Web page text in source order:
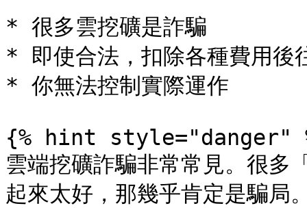
* 很多雲挖礦是詐騙
* 即使合法，扣除各種費用後
* 你無法控制實際運作
{% hint style="danger"
雲端挖礦詐騙非常常見。很多
起來太好，那幾乎肯定是騙局